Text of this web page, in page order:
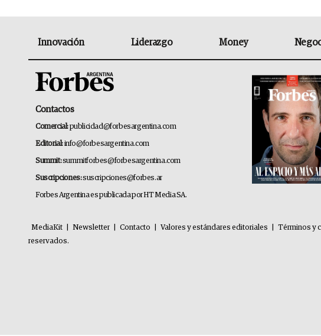
Innovación Liderazgo Money
Contactos
Comercial:publicidad@forbesargentina.com
Editorial:info@forbesargentina.com
Summit:summitforbes@forbesargentina.com
Suscripciones:suscripciones@forbes.ar
Forbes Argentina es publicada por HT Media SA.
MediaKit Newsletter Contacto Valores y estándares editoriales Términos y
reservados.